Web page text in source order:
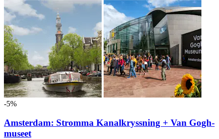
-5%
Amsterdam: Stromma Kanalkryssning + Van Gogh-
museet